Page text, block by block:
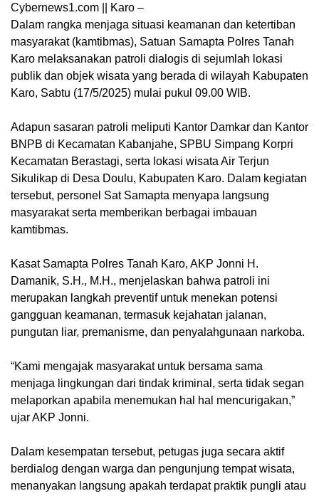
Cybernews1.com || Karo –
Dalam rangka menjaga situasi keamanan dan ketertiban
masyarakat (kamtibmas), Satuan Samapta Polres Tanah
Karo melaksanakan patroli dialogis di sejumlah lokasi
publik dan objek wisata yang berada di wilayah Kabupaten
Karo, Sabtu (17/5/2025) mulai pukul 09.00 WIB.
Adapun sasaran patroli meliputi Kantor Damkar dan Kantor
BNPB di Kecamatan Kabanjahe, SPBU Simpang Korpri
Kecamatan Berastagi, serta lokasi wisata Air Terjun
Sikulikap di Desa Doulu, Kabupaten Karo. Dalam kegiatan
tersebut, personel Sat Samapta menyapa langsung
masyarakat serta memberikan berbagai imbauan
kamtibmas.
Kasat Samapta Polres Tanah Karo, AKP Jonni H.
Damanik, S.H., M.H., menjelaskan bahwa patroli ini
merupakan langkah preventif untuk menekan potensi
gangguan keamanan, termasuk kejahatan jalanan,
pungutan liar, premanisme, dan penyalahgunaan narkoba.
“Kami mengajak masyarakat untuk bersama sama
menjaga lingkungan dari tindak kriminal, serta tidak segan
melaporkan apabila menemukan hal hal mencurigakan,”
ujar AKP Jonni.
Dalam kesempatan tersebut, petugas juga secara aktif
berdialog dengan warga dan pengunjung tempat wisata,
menanyakan langsung apakah terdapat praktik pungli atau